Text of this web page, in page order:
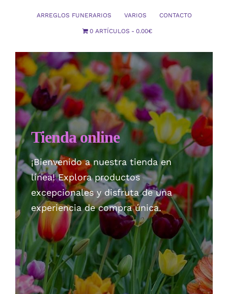
Checkout
Politica de privacidad
ARREGLOS FUNERARIOS VARIOS CONTACTO
0 ARTÍCULOS 0.00€
Tienda online
¡Bienvenido a nuestra tienda en
línea! Explora productos
excepcionales y disfruta de una
experiencia de compra única.